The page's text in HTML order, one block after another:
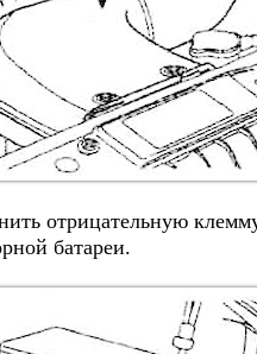
отрицательную
батареи.